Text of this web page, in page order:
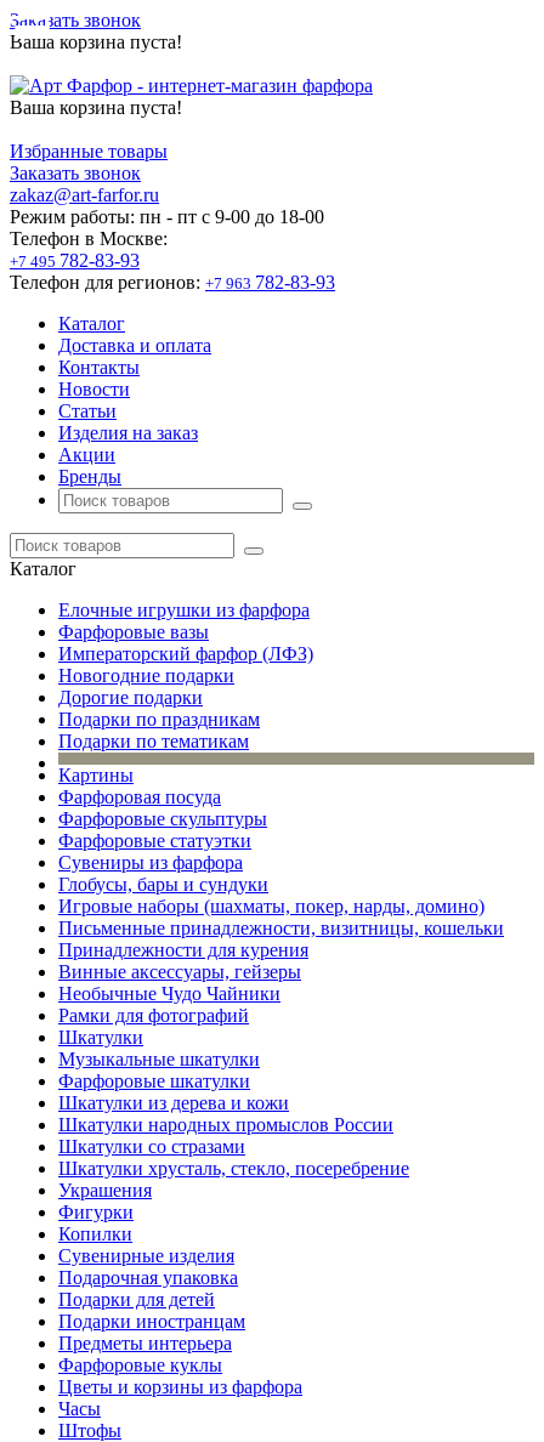
Заказать звонок
Ваша корзина пуста!
Ваша корзина пуста!
Избранные товары
Заказать звонок
zakaz@art-farfor.ru
Режим работы: пн - пт c 9-00 до 18-00
Телефон в Москве:
+7 495 782-83-93
Телефон для регионов: +7 963 782-83-93
Каталог
Доставка и оплата
Контакты
Новости
Статьи
Изделия на заказ
Акции
Бренды
Каталог
Елочные игрушки из фарфора
Фарфоровые вазы
Императорский фарфор (ЛФЗ)
Новогодние подарки
Дорогие подарки
Подарки по праздникам
Подарки по тематикам
Картины
Фарфоровая посуда
Фарфоровые скульптуры
Фарфоровые статуэтки
Сувениры из фарфора
Глобусы, бары и сундуки
Игровые наборы (шахматы, покер, нарды, домино)
Письменные принадлежности, визитницы, кошельки
Принадлежности для курения
Винные аксессуары, гейзеры
Необычные Чудо Чайники
Рамки для фотографий
Шкатулки
Музыкальные шкатулки
Фарфоровые шкатулки
Шкатулки из дерева и кожи
Шкатулки народных промыслов России
Шкатулки со стразами
Шкатулки хрусталь, стекло, посеребрение
Украшения
Фигурки
Копилки
Сувенирные изделия
Подарочная упаковка
Подарки для детей
Подарки иностранцам
Предметы интерьера
Фарфоровые куклы
Цветы и корзины из фарфора
Часы
Штофы